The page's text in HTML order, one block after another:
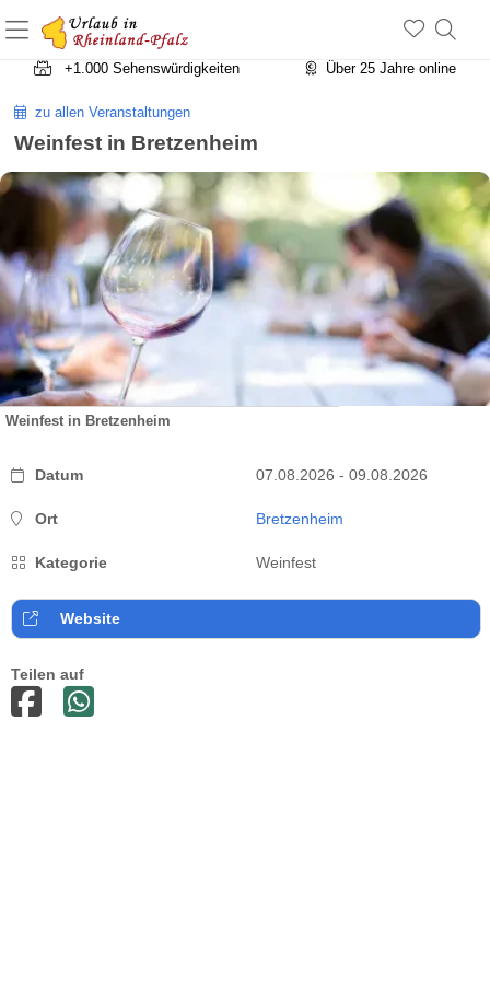
+1.500 Unterkünfte in Rheinland-Pfalz
+1.000 Sehenswürdigkeiten
Über 25 Jahre online
zu allen Veranstaltungen
Weinfest in Bretzenheim
Weinfest in Bretzenheim
Datum 07.08.2026 - 09.08.2026
Ort Bretzenheim
Kategorie Weinfest
Website
Teilen auf